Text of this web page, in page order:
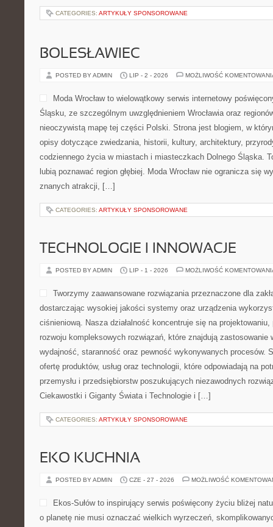
CATEGORIES: ARTYKUŁY SPONSOROWANE
BOLESŁAWIEC
POSTED BY ADMIN LIP - 2 - 2026 MOŻLIWOŚĆ
Moda Wrocław to wielowątkowy serwis internetowy
Śląsku, ze szczególnym uwzględnieniem Wrocławia oraz
nieoczywistą mapę tej części Polski. Strona jest blogiem, w
opisy dotyczące zwiedzania, historii, kultury, architektury,
codziennego życia w miastach i miasteczkach Dolnego Śląska.
lubią poznawać region głębiej. Moda Wrocław nie ogranicza się
znanych atrakcji, […]
CATEGORIES: ARTYKUŁY SPONSOROWANE
TECHNOLOGIE I INNOWACJE
POSTED BY ADMIN LIP - 1 - 2026 MOŻLIWOŚĆ
Tworzymy zaawansowane rozwiązania przeznaczone dla
dostarczając wysokiej jakości systemy oraz urządzenia
ciśnieniową. Nasza działalność koncentruje się na
rozwoju kompleksowych rozwiązań, które znajdują
wydajność, staranność oraz pewność wykonywanych procesów.
ofertę produktów, usług oraz technologii, które odpowiadają na
przemysłu i przedsiębiorstw poszukujących niezawodnych
Ciekawostki i Giganty Świata i Technologie i […]
CATEGORIES: ARTYKUŁY SPONSOROWANE
EKO KUCHNIA
POSTED BY ADMIN CZE - 27 - 2026 MOŻLIWOŚĆ
Ekos-Sułów to inspirujący serwis poświęcony życiu bliżej
o planetę nie musi oznaczać wielkich wyrzeczeń,